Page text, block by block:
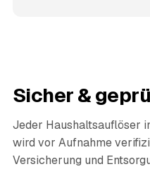
Sicher &
Jeder Haushaltsauflöser
wird vor Aufnahme
Versicherung und